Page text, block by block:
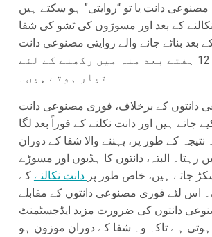
دانت یا تو “روایتی” ہو سکتے ہیں
کے بعد اور مسوڑوں کی ٹشو کی شفا
بعد بنائے جانے والے روایتی مصنوعی دانت
تقریباً 8 سے 12 ہفتے بعد منہ میں رکھنے کے لئے
تیار ہوتے ہیں۔
دانتوں کے برخلاف، فوری مصنوعی دانت
جاتے ہیں اور دانت نکلنے کے فوراً بعد لگا
نتیجہ کے طور پر، پہننے والا شفا کے دوران
رہتا۔ البتہ، دانتوں کا ہڈیوں اور مسوڑے
جاتے ہیں، خاص طور پر دانت نکالنے کے
اس لئے فوری مصنوعی دانتوں کے مقابلے
دانتوں کی ضرورت مزید ایڈجسٹمنٹ
ہے تاکہ وہ شفا کے دوران موزون ہو